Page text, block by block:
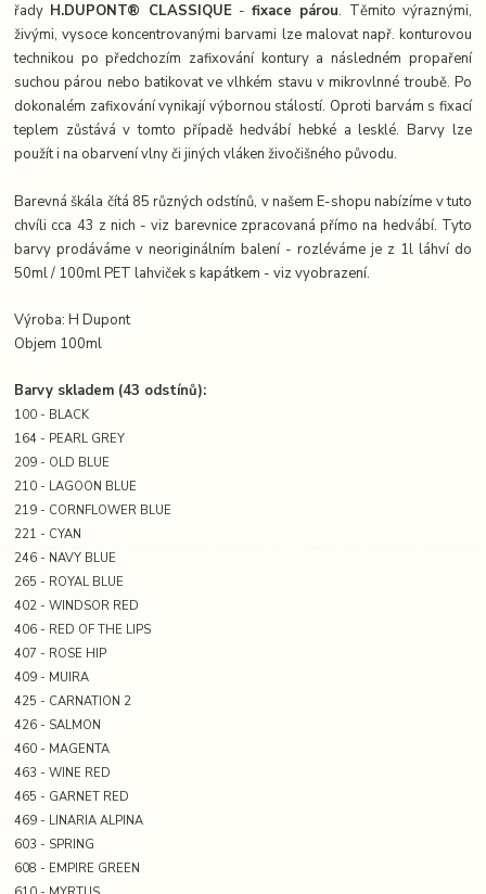
řady H.DUPONT® CLASSIQUE-fixace párou. Těmito výraznými,
živými, vysoce koncentrovanými barvami lze malovat např. konturovou
technikou po předchozím zafixování kontury a následném propaření
suchou párou nebo batikovat ve vlhkém stavu v mikrovlnné troubě. Po
dokonalém zafixování vynikají výbornou stálostí. Oproti barvám s fixací
teplem zůstává v tomto případě hedvábí hebké a lesklé. Barvy lze
použít i na obarvení vlny či jiných vláken živočišného původu.
Barevná škála čítá 85 různých odstínů, v našem E-shopu nabízíme v tuto
chvíli cca 43 z nich - viz barevnice zpracovaná přímo na hedvábí. Tyto
barvy prodáváme v neoriginálním balení - rozléváme je z 1l láhví do
50ml / 100ml PET lahviček s kapátkem - viz vyobrazení.
Výroba: H Dupont
Objem 100ml
Barvy skladem (43 odstínů):
100 - BLACK
164 - PEARL GREY
209 - OLD BLUE
210 - LAGOON BLUE
219 - CORNFLOWER BLUE
221 - CYAN
246 - NAVY BLUE
265 - ROYAL BLUE
402 - WINDSOR RED
406 - RED OF THE LIPS
407 - ROSE HIP
409 - MUIRA
425 - CARNATION 2
426 - SALMON
460 - MAGENTA
463 - WINE RED
465 - GARNET RED
469 - LINARIA ALPINA
603 - SPRING
608 - EMPIRE GREEN